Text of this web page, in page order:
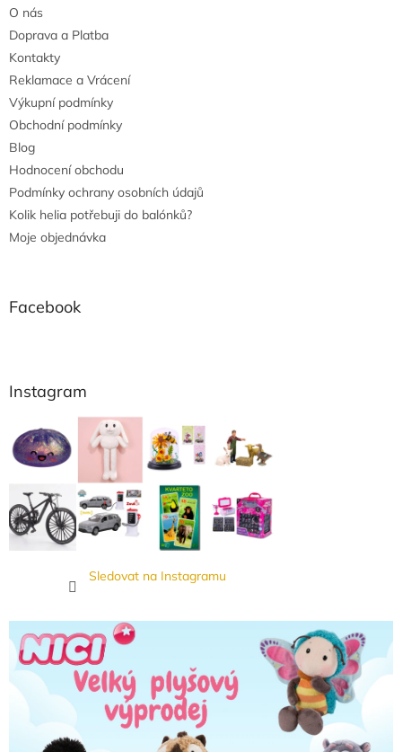
O nás
Doprava a Platba
Kontakty
Reklamace a Vrácení
Výkupní podmínky
Obchodní podmínky
Blog
Hodnocení obchodu
Podmínky ochrany osobních údajů
Kolik helia potřebuji do balónků?
Moje objednávka
Facebook
Instagram
Sledovat na Instagramu